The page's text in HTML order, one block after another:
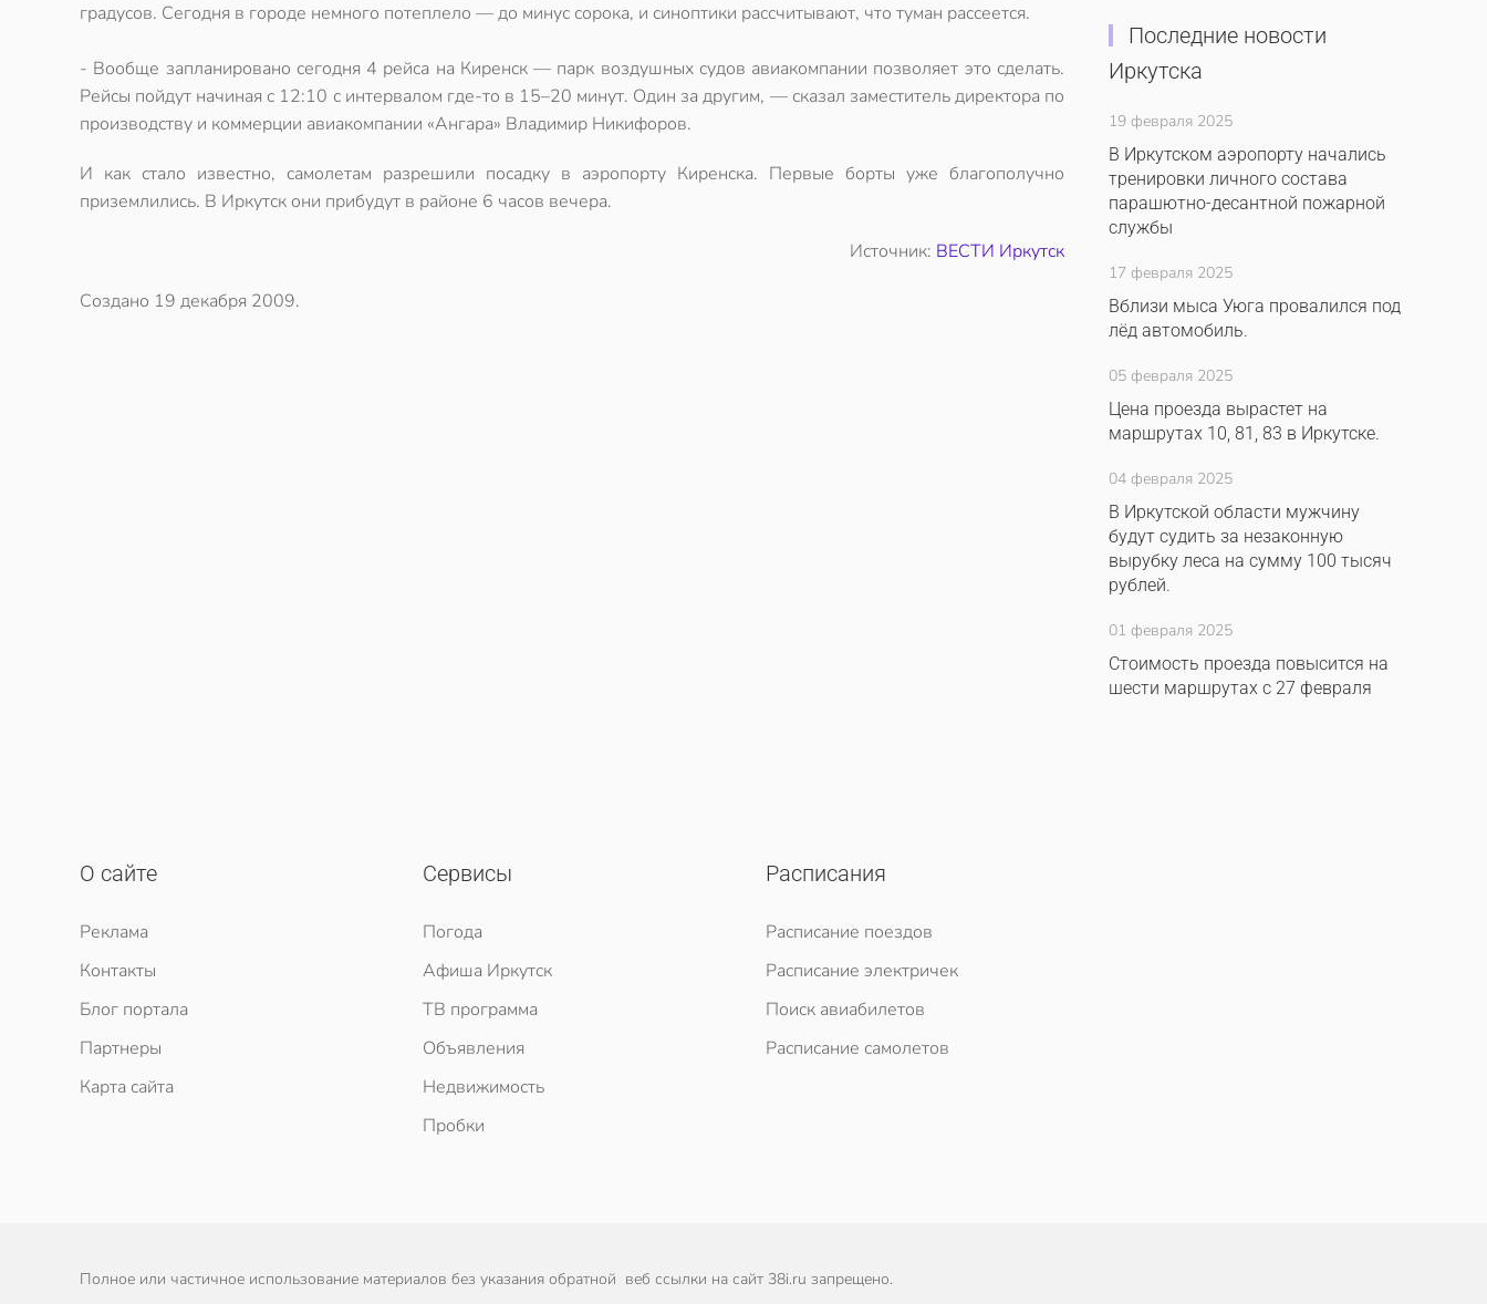
градусов. Сегодня в городе немного потеплело — до минус сорока, и синоптики рассчитывают, что туман рассеется.
- Вообще запланировано сегодня 4 рейса на Киренск — парк воздушных судов авиакомпании позволяет это сделать.
Рейсы пойдут начиная с 12:10 с интервалом где-то в 15–20 минут. Один за другим, — сказал заместитель директора по
производству и коммерции авиакомпании «Ангара» Владимир Никифоров.
И как стало известно, самолетам разрешили посадку в аэропорту Киренска. Первые борты уже благополучно
приземлились. В Иркутск они прибудут в районе 6 часов вечера.
Источник: ВЕСТИ Иркутск
Создано 19 декабря 2009.
Последние новости
Иркутска
19 февраля 2025
В Иркутском аэропорту начались
тренировки личного состава
парашютно-десантной пожарной
службы
17 февраля 2025
Вблизи мыса Уюга провалился под
лёд автомобиль.
05 февраля 2025
Цена проезда вырастет на
маршрутах 10, 81, 83 в Иркутске.
04 февраля 2025
В Иркутской области мужчину
будут судить за незаконную
вырубку леса на сумму 100 тысяч
рублей.
01 февраля 2025
Стоимость проезда повысится на
шести маршрутах с 27 февраля
О сайте
Реклама
Контакты
Блог портала
Партнеры
Карта сайта
Сервисы
Погода
Афиша Иркутск
ТВ программа
Объявления
Недвижимость
Пробки
Расписания
Расписание поездов
Расписание электричек
Поиск авиабилетов
Расписание самолетов
Полное или частичное использование материалов без указания обратной веб ссылки на сайт 38i.ru запрещено.